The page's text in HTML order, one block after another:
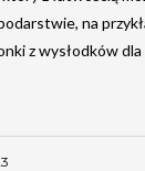
na
z wysłodków dla